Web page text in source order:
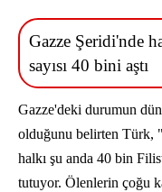
Gazze Şeridi'nde
sayısı 40 bini aştı
Gazze'deki durumun
olduğunu belirten Türk,
halkı şu anda 40 bin
tutuyor. Ölenlerin çoğu